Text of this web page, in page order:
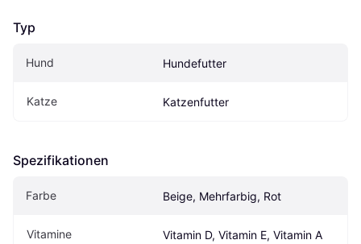
Typ
Hund Hundefutter
Katze Katzenfutter
Spezifikationen
Farbe Beige, Mehrfarbig, Rot
Vitamine Vitamin D, Vitamin E, Vitamin A